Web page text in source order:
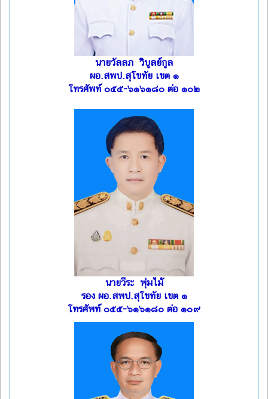
นายวัลลภ วิบูลย์กูล
ผอ.สพป.สุโขทัย เขต ๑
โทรศัพท์ ๐๕๕-๖๑๖๑๘๐ ต่อ ๑๐๒
นายวีระ พุ่มไม้
รอง ผอ.สพป.สุโขทัย เขต ๑
โทรศัพท์ ๐๕๕-๖๑๖๑๘๐ ต่อ ๑๐๙